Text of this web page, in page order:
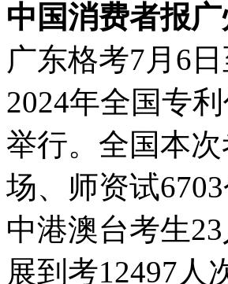
中国消费者报
广东格考7月6
2024年全国专
举行。全国本
场、师资试
中港澳台考生
展到考12497人